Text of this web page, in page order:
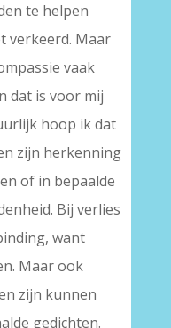
te helpen
verkeerd. Maar
vaak
dat is voor mij
hoop ik dat
zijn herkenning
of in bepaalde
Bij verlies
want
Maar ook
zijn kunnen
gedichten.